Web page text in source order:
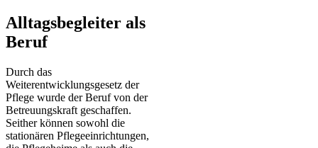
Alltagsbegleiter als
Beruf
Durch das
Weiterentwicklungsgesetz der
Pflege wurde der Beruf von der
Betreuungskraft geschaffen.
Seither können sowohl die
stationären Pflegeeinrichtungen,